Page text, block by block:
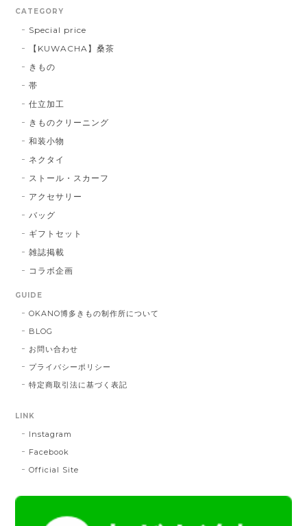
2025/05/26
2024/11/30
CATEGORY
Special price
【KUWACHA】桑茶
きもの
帯
仕立加工
きものクリーニング
和装小物
ネクタイ
ストール・スカーフ
アクセサリー
バッグ
ギフトセット
雑誌掲載
コラボ企画
GUIDE
OKANO博多きもの制作所について
BLOG
お問い合わせ
プライバシーポリシー
特定商取引法に基づく表記
LINK
Instagram
Facebook
Official Site